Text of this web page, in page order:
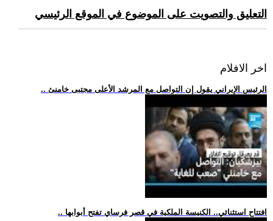
التعليق والتصويت على الموضوع في الموقع الرئيسي
اخر الافلام
.. الرئيس الإيراني يقول إن التواصل مع المرشد الأعلى مجتبى خامنئ
.. افتتاح استثنائي.. الكنيسة الملكية في قصر فرساي تفتح أبوابها